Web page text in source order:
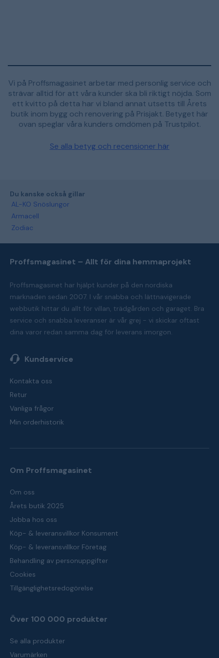
Vi på Proffsmagasinet arbetar med personlig service och
strävar alltid för att våra kunder ska bli riktigt nöjda. Som
ett kvitto på detta har vi bland annat utsetts till Årets
butik inom bygg och renovering på Prisjakt. Betyget här
ovan speglar våra kunders omdömen på Trustpilot.
Se alla betyg och recensioner här
Du kanske också gillar
AL-KO Snöslungor
Armacell
Zodiac
Proffsmagasinet – Allt för dina hemmaprojekt
Proffsmagasinet har hjälpt kunder på den nordiska
marknaden sedan 2007. I vår snabba och lättnavigerade
webbutik hittar du allt för villan, trädgården och garaget. Bra
service och snabba leveranser är vår grej - vi skickar oftast
dina varor redan samma dag för leverans imorgon.
Kundservice
Kontakta oss
Retur
Vanliga frågor
Min orderhistorik
Om Proffsmagasinet
Om oss
Årets butik 2025
Jobba hos oss
Köp- & leveransvillkor Konsument
Köp- & leveransvillkor Företag
Behandling av personuppgifter
Cookies
Tillgänglighetsredogörelse
Över 100 000 produkter
Se alla produkter
Varumärken